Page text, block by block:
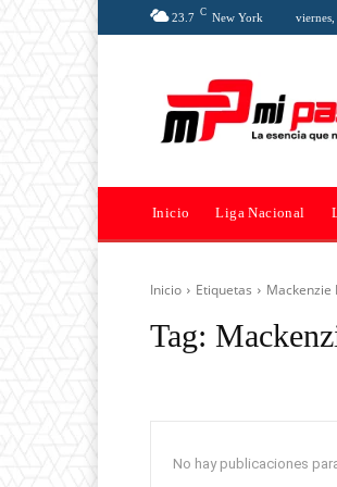
23.7 C New York
Inicio Liga Nacional
Inicio Etiquetas Mackenzie
Tag:
No hay publicaciones